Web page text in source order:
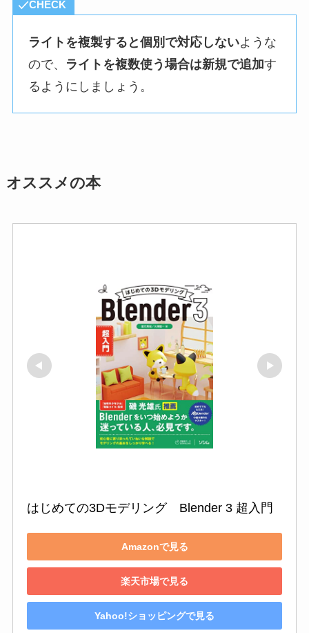
CHECK
ライトを複製すると個別で対応しないような
ので、 ライトを複数使う場合は新規で追加す
るようにしましょう。
オススメの本
はじめての3Dモデリング　Blender 3 超入門
Amazonで見る
楽天市場で見る
Yahoo!ショッピングで見る